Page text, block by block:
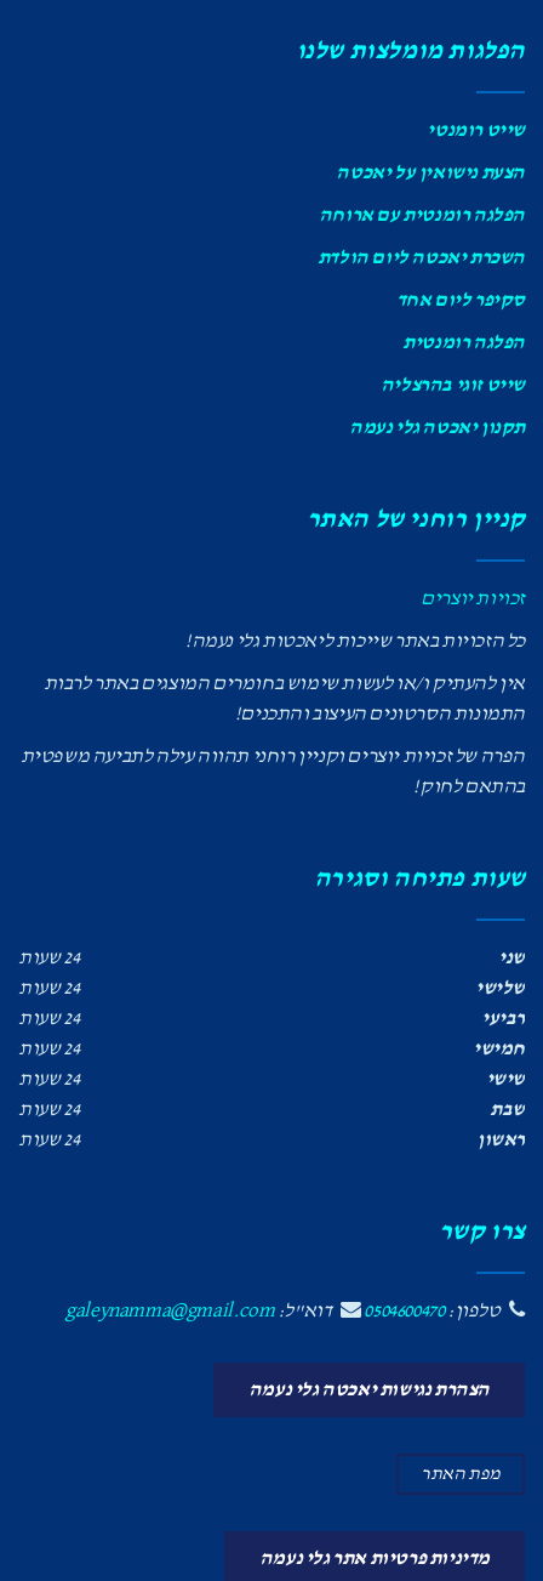
הפלגות מומלצות שלנו
שייט רומנטי
הצעת נישואין על יאכטה
הפלגה רומנטית עם ארוחה
השכרת יאכטה ליום הולדת
סקיפר ליום אחד
הפלגה רומנטית
שייט זוגי בהרצליה
תקנון יאכטה גלי נעמה
קניין רוחני של האתר
זכויות יוצרים
כל הזכויות באתר שייכות ליאכטות גלי נעמה!
אין להעתיק ו/או לעשות שימוש בחומרים המוצגים באתר לרבות
התמונות הסרטונים העיצוב והתכנים!
הפרה של זכויות יוצרים וקניין רוחני תהווה עילה לתביעה משפטית
בהתאם לחוק!
שעות פתיחה וסגירה
שני
24 שעות
שלישי
24 שעות
רביעי
24 שעות
חמישי
24 שעות
שישי
24 שעות
שבת
24 שעות
ראשון
24 שעות
צרו קשר
טלפון:0504600470 דוא"ל:galeynamma@gmail.com
הצהרת נגישות יאכטה גלי נעמה
מפת האתר
מדיניות פרטיות אתר גלי נעמה